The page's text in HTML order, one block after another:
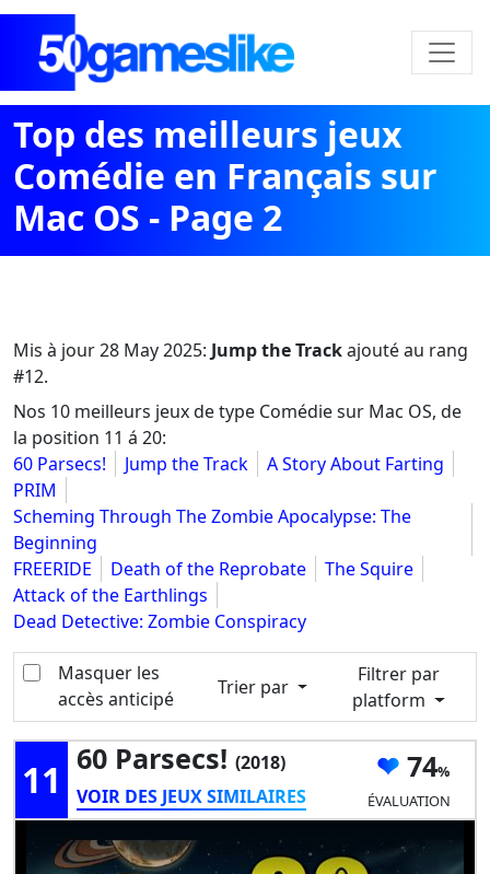
Top des meilleurs jeux
Comédie en Français sur
Mac OS - Page 2
Mis à jour28 May 2025: Jump the Trackajouté au rang
#12.
Nos 10 meilleurs jeux de type Comédie sur Mac OS, de
la position 11 á 20:
60 Parsecs!
Jump the Track
A Story About Farting
PRIM
Scheming Through The Zombie Apocalypse: The
Beginning
FREERIDE
Death of the Reprobate
The Squire
Attack of the Earthlings
Dead Detective: Zombie Conspiracy
Masquer les
accès anticipé
Trier par
Filtrer par
platform
11 60 Parsecs! (2018)
VOIR DES JEUX SIMILAIRES
74
ÉVALUATION